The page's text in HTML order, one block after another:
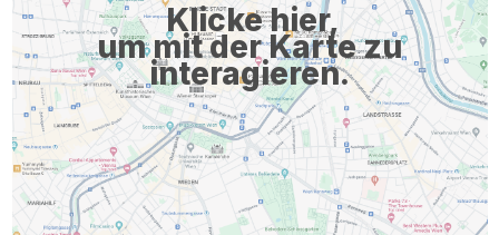
Klicke hier,
um mit der Karte zu
interagieren.